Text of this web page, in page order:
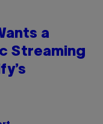
a
Streaming